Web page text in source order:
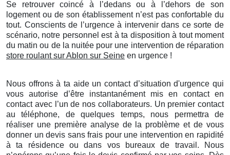
Se retrouver coincé à l’dedans ou à l’dehors de son
logement ou de son établissement n’est pas confortable du
tout. Conscients de l’urgence à intervenir dans ce sorte de
scénario, notre personnel est à ta disposition à tout moment
du matin ou de la nuitée pour une intervention de réparation
store roulant sur Ablon sur Seine en urgence !
Nous offrons à ta aide un contact d’situation d'urgence qui
vous autorise d’être instantanément mis en contact en
contact avec l’un de nos collaborateurs. Un premier contact
au téléphone, de quelques temps, nous permettra de
réaliser une première analyse de la problème et de vous
donner un devis sans frais pour une intervention en rapidité
à ta résidence ou dans vos bureaux de travail. Nous